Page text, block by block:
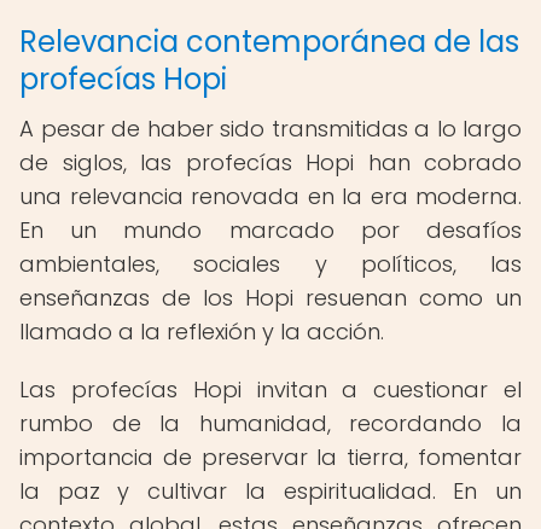
Relevancia contemporánea de las
profecías Hopi
A pesar de haber sido transmitidas a lo largo
de siglos, las profecías Hopi han cobrado
una relevancia renovada en la era moderna.
En un mundo marcado por desafíos
ambientales, sociales y políticos, las
enseñanzas de los Hopi resuenan como un
llamado a la reflexión y la acción.
Las profecías Hopi invitan a cuestionar el
rumbo de la humanidad, recordando la
importancia de preservar la tierra, fomentar
la paz y cultivar la espiritualidad. En un